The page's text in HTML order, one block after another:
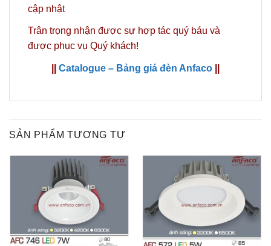
cập nhật
Trân trọng nhận được sự hợp tác quý báu và
được phục vụ Quý khách!
Catalogue – Bảng giá đèn Anfaco
SẢN PHẨM TƯƠNG TỰ